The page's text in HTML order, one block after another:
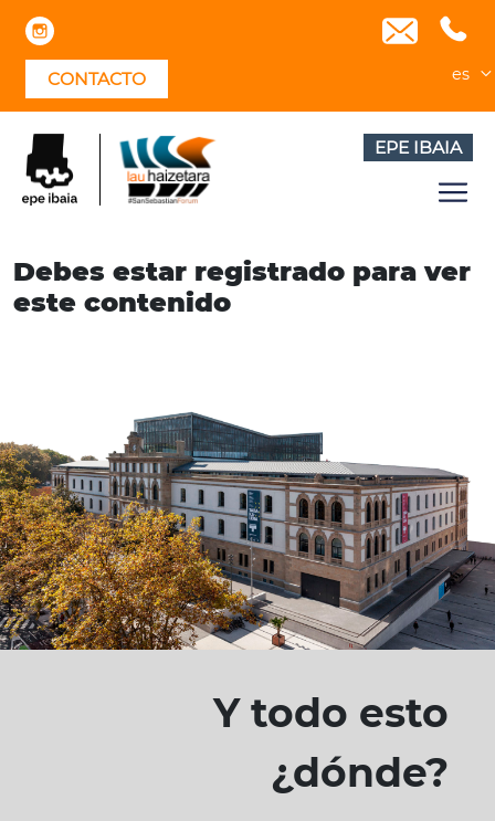
Skip
contentCONTACTO es
EPE IBAIA
Debes estar registrado para ver
este contenido
Y todo esto
¿dónde?